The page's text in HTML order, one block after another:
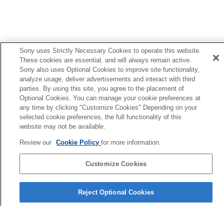
Ajuste de la función de supresión de ruido
Cambio de la configuración de360 Reality
Audio
Optimización del sonido espacial en
combinación con Seguimiento de cabeza en
Android (Sonido espacial y seguim. cabeza)
Cambio del ajuste de prioridad de la conexión
BLUETOOTH(Modo de calidad de sonido)
Cambio del ajuste de prioridad de la conexión
BLUETOOTH(Calidad de conexión
Bluetooth)
DSEE Extreme(compensación de
alta frecuencia)
Ajuste deDSEE HX(compensación de alta
frecuencia)
Página de selección de idioma
4-730-254-36(1)
Sony uses Strictly Necessary Cookies to operate this website.
These cookies are essential, and will always remain active.
Sony also uses Optional Cookies to improve site functionality,
analyze usage, deliver advertisements and interact with third
parties. By using this site, you agree to the placement of
Optional Cookies. You can manage your cookie preferences at
any time by clicking "Customize Cookies" Depending on your
selected cookie preferences, the full functionality of this
website may not be available.
Review our Cookie Policyfor more information.
Customize Cookies
Reject Optional Cookies